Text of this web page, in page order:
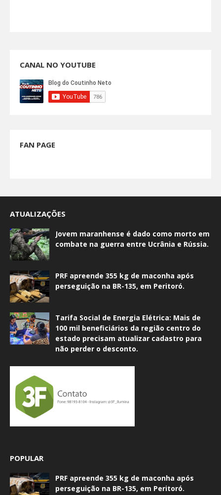
CANAL NO YOUTUBE
FAN PAGE
ATUALIZAÇÕES
Jovem maranhense é dado como morto em
combate na guerra entre Ucrânia e Rússia.
PRF apreende 355 kg de maconha após
perseguição na BR-135, em Peritoró.
Tarifa Social de Energia Elétrica: Mais de
100 mil beneficiários da região centro do
estado precisam atualizar cadastro para
não perder o desconto.
POPULAR
PRF apreende 355 kg de maconha após
perseguição na BR-135, em Peritoró.